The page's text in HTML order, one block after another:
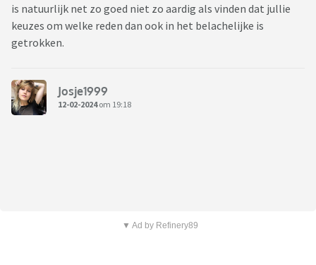
is natuurlijk net zo goed niet zo aardig als vinden dat jullie
keuzes om welke reden dan ook in het belachelijke is
getrokken.
Josje1999
12-02-2024om 19:18
▼ Ad by Refinery89